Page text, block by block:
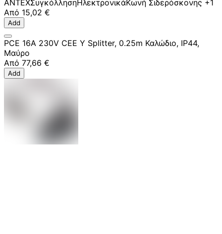
ANTEXΣυγκόλλησηΗλεκτρονικάΚωνή Σιδερόσκονης +1
Από 15,02 €
Add
PCE 16A 230V CEE Y Splitter, 0.25m Καλώδιο, IP44,
Μαύρο
Από 77,66 €
Add